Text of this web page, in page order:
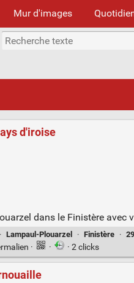
Mur d'images
d'iroise
dans le Finistère avec
· Lampaul-Plouarzel · Finistère · 29
· · · 2 clicks